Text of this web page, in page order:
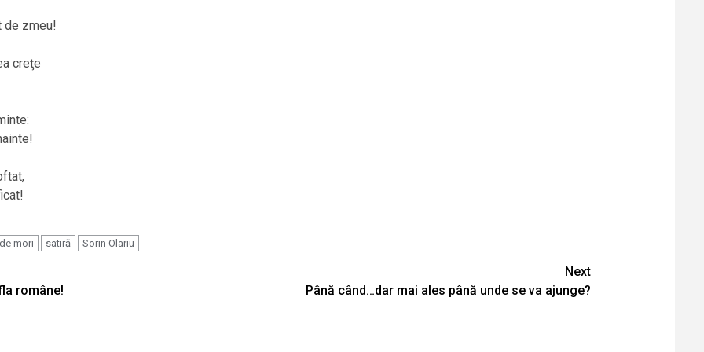
de zmeu!
creţe
mori satiră Sorin Olariu
române!
Next
Până când…dar mai ales până unde se va ajunge?